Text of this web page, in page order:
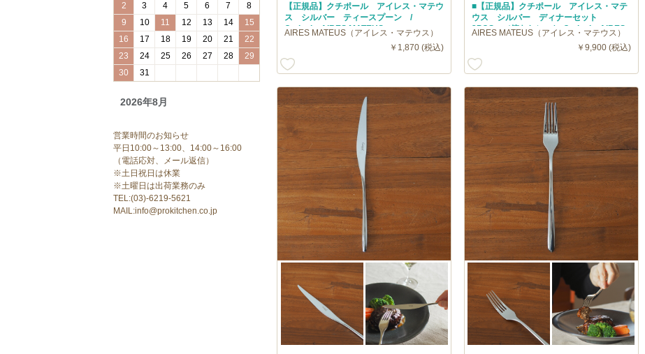
【正規品】クチポール アイレス・マテウ
ス シルバー ティースプーン /
Cutipol AIRES MATEUS
AIRES MATEUS（アイレス・マテウス）
￥1,870 (税込)
■【正規品】クチポール アイレス・マテ
ウス シルバー ディナーセット
3PCS （箱なし） / Cutipol AIRES
AIRES MATEUS（アイレス・マテウス）
￥9,900 (税込)
2026年8月
2
3 4 5 6 7
8
9
10 11 12 13 14
15
16
17 18 19 20 21
22
23
24 25 26 27 28
29
30
31
営業時間のお知らせ
平日10:00～13:00、14:00～16:00
（電話応対、メール返信）
※土日祝日は休業
※土曜日は出荷業務のみ
TEL:(03)-6219-5621
MAIL:info@prokitchen.co.jp